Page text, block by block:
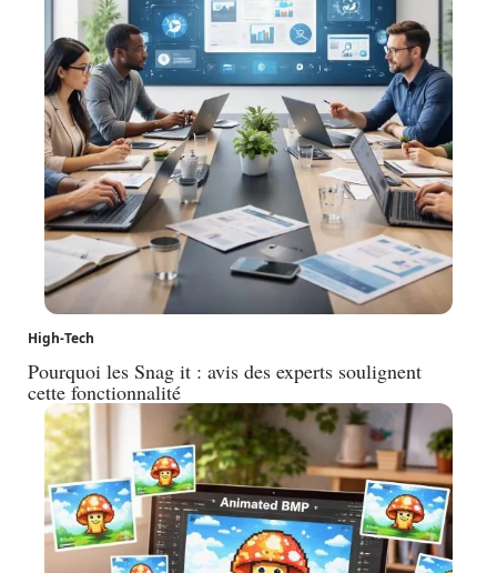
High-Tech
Pourquoi les Snag it : avis des experts soulignent
cette fonctionnalité